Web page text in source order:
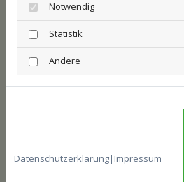
ein tolles erfahrenes Team
Notwendig
Statistik
Andere
Datenschutzerklärung| Impressum